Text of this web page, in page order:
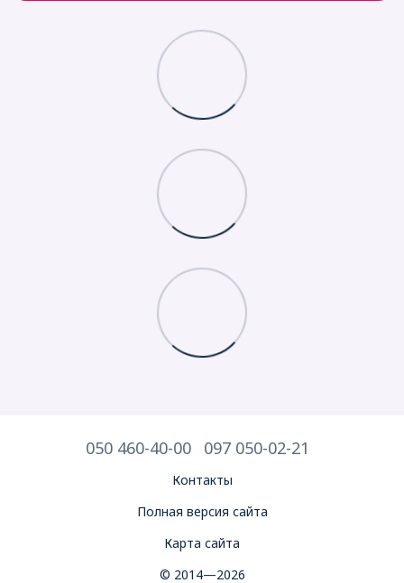
050 460-40-00 097 050-02-21
Контакты
Полная версия сайта
Карта сайта
© 2014—2026